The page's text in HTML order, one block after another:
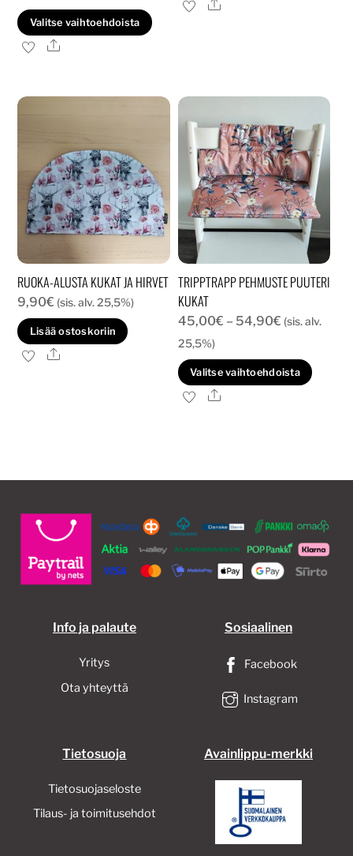
-
42,00€
Valitse vaihtoehdoista
muunnelma.
Voit
tehdä
valinnat
tuotteen
sivulla.
Ale
Ale
RUOKA-ALUSTA KUKAT JA HIRVET
9,90€ (sis. alv. 25,5%)
Lisää ostoskoriin
Ale
TRIPPTRAPP PEHMUSTE PUUTERI
KUKAT
45,00€ – 54,90€
-
54,90€
(sis. alv.
25,5%)
Valitse vaihtoehdoista
Ale
Info ja palaute
Yritys
Ota yhteyttä
Sosiaalinen
Facebook
Instagram
Tietosuoja
Tietosuojaseloste
Tilaus- ja toimitusehdot
Avainlippu-merkki